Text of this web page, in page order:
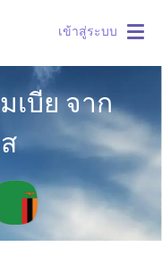
เข้าสู่ระบบ
เบีย จาก